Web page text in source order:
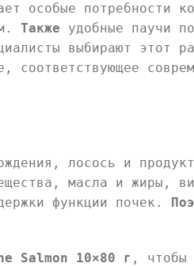
особые потребности
Также удобные паучи
выбирают этот
соответствующее
лосось и
масла и жиры,
функции почек.
Salmon 10×80 г , чтобы